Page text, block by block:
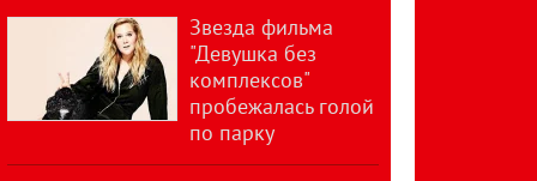
Звезда фильма
"Девушка без
комплексов"
пробежалась голой
по парку